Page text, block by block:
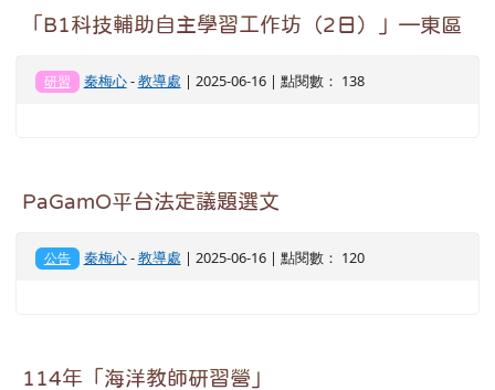
「B1科技輔助自主學習工作坊（2日）」—東區
研習 秦梅心-教導處 | 2025-06-16 | 點閱數： 138
PaGamO平台法定議題選文
公告 秦梅心-教導處 | 2025-06-16 | 點閱數： 120
114年「海洋教師研習營」